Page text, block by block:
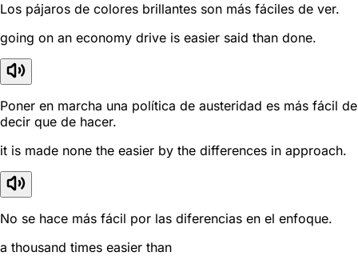
Los pájaros de colores brillantes son más fáciles de ver.
going on an economy drive is easier said than done.
Poner en marcha una política de austeridad es más fácil de
decir que de hacer.
it is made none the easier by the differences in approach.
No se hace más fácil por las diferencias en el enfoque.
a thousand times easier than